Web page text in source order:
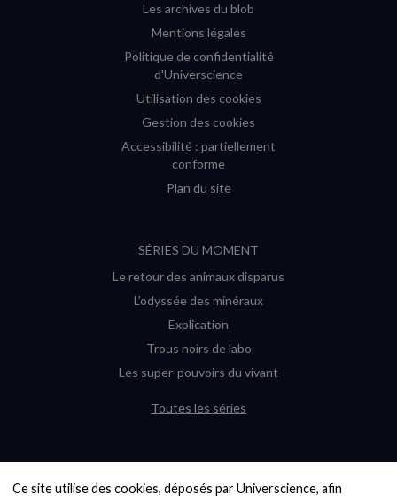
Ce site utilise des cookies, déposés par Universcience, afin
Les archives du blob
Mentions légales
Politique de confidentialité
d'Universcience
Utilisation des cookies
Gestion des cookies
Accessibilité : partiellement
conforme
Plan du site
SÉRIES DU MOMENT
Le retour des animaux disparus
L’odyssée des minéraux
Explication
Trous noirs de labo
Les super-pouvoirs du vivant
Toutes les séries
6000 exoplanètes, et pas de « Terre »